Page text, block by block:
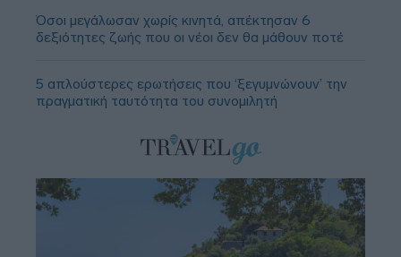
Όσοι μεγάλωσαν χωρίς κινητά, απέκτησαν 6
δεξιότητες ζωής που οι νέοι δεν θα μάθουν ποτέ
5 απλούστερες ερωτήσεις που ‘ξεγυμνώνουν’ την
πραγματική ταυτότητα του συνομιλητή